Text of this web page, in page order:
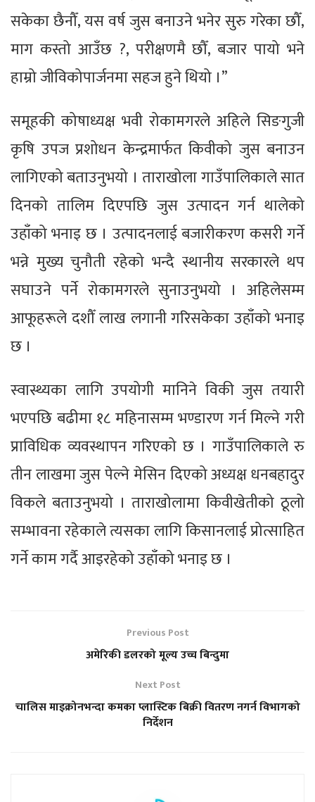
सकेका छैनौँ, यस वर्ष जुस बनाउने भनेर सुरु गरेका छौँ,
माग कस्तो आउँछ ?, परीक्षणमै छौँ, बजार पायो भने
हाम्रो जीविकोपार्जनमा सहज हुने थियो ।”
समूहकी कोषाध्यक्ष भवी रोकामगरले अहिले सिङगुजी
कृषि उपज प्रशोधन केन्द्रमार्फत किवीको जुस बनाउन
लागिएको बताउनुभयो । ताराखोला गाउँपालिकाले सात
दिनको तालिम दिएपछि जुस उत्पादन गर्न थालेको
उहाँको भनाइ छ । उत्पादनलाई बजारीकरण कसरी गर्ने
भन्ने मुख्य चुनौती रहेको भन्दै स्थानीय सरकारले थप
सघाउने पर्ने रोकामगरले सुनाउनुभयो । अहिलेसम्म
आफूहरूले दशौँ लाख लगानी गरिसकेका उहाँको भनाइ
छ ।
स्वास्थ्यका लागि उपयोगी मानिने विकी जुस तयारी
भएपछि बढीमा १८ महिनासम्म भण्डारण गर्न मिल्ने गरी
प्राविधिक व्यवस्थापन गरिएको छ । गाउँपालिकाले रु
तीन लाखमा जुस पेल्ने मेसिन दिएको अध्यक्ष धनबहादुर
विकले बताउनुभयो । ताराखोलामा किवीखेतीको ठूलो
सम्भावना रहेकाले त्यसका लागि किसानलाई प्रोत्साहित
गर्ने काम गर्दै आइरहेको उहाँको भनाइ छ ।
Previous Post
अमेरिकी डलरको मूल्य उच्च बिन्दुमा
Next Post
चालिस माइक्रोनभन्दा कमका प्लास्टिक बिक्री वितरण नगर्न विभागको
निर्देशन